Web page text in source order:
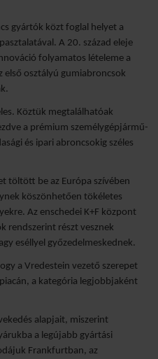
gyártók közt foglal helyet a
A 20. század eleje
folyamatos lételeme a
első osztályú gumiabroncsok
Köztük megtalálhatóak
a prémium személygépjármű-
és ipari abroncsokig széles
töltött be az Európa szívében
köszönhetően tökéletes
Az enschedei K+F központ
rendszerint részt vesznek
eséllyel győzedelmeskednek.
a Vredestein vezető szerepet
a kategória legjobbjaként
alapjait, miszerint
a legújabb gyártási
Frankfurtban, az